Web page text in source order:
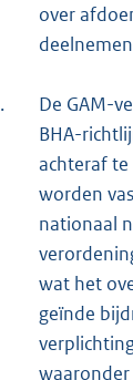
over
De GAM-
BHA-
achteraf
worden
nationaal
wat het
geïnde